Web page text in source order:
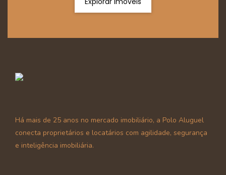
Há mais de 25 anos no mercado imobiliário, a Polo Aluguel
conecta proprietários e locatários com agilidade, segurança
e inteligência imobiliária.